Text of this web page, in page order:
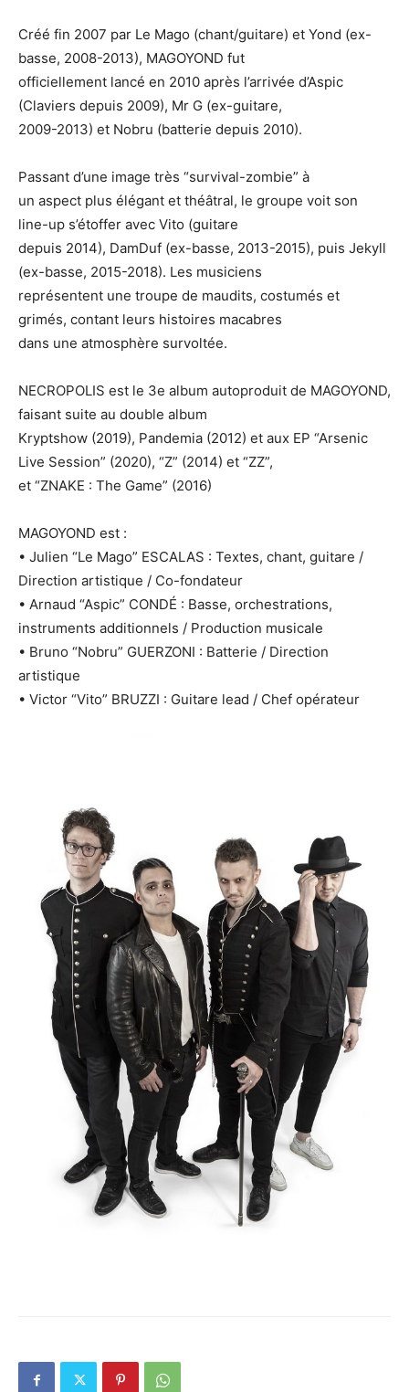
Créé fin 2007 par Le Mago (chant/guitare) et Yond (ex-
basse, 2008-2013), MAGOYOND fut
officiellement lancé en 2010 après l’arrivée d’Aspic
(Claviers depuis 2009), Mr G (ex-guitare,
2009-2013) et Nobru (batterie depuis 2010).
Passant d’une image très “survival-zombie” à
un aspect plus élégant et théâtral, le groupe voit son
line-up s’étoffer avec Vito (guitare
depuis 2014), DamDuf (ex-basse, 2013-2015), puis Jekyll
(ex-basse, 2015-2018). Les musiciens
représentent une troupe de maudits, costumés et
grimés, contant leurs histoires macabres
dans une atmosphère survoltée.
NECROPOLIS est le 3e album autoproduit de MAGOYOND,
faisant suite au double album
Kryptshow (2019), Pandemia (2012) et aux EP “Arsenic
Live Session” (2020), “Z” (2014) et “ZZ”,
et “ZNAKE : The Game” (2016)
MAGOYOND est :
• Julien “Le Mago” ESCALAS : Textes, chant, guitare /
Direction artistique / Co-fondateur
• Arnaud “Aspic” CONDÉ : Basse, orchestrations,
instruments additionnels / Production musicale
• Bruno “Nobru” GUERZONI : Batterie / Direction
artistique
• Victor “Vito” BRUZZI : Guitare lead / Chef opérateur